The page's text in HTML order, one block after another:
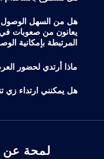
هل من السهل الوصول
يعانون من صعوبات في
المرتبطة بإمكانية
ماذا أرتدي لحضور
هل يمكنني ارتداء زي
لمحة عن